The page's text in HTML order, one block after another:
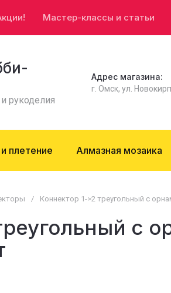
Мастер-классы и статьи
рукоделия
Адрес магазина:
г. Омск, ул.
плетение Алмазная мозаика
/ Коннектор 1->2 треугольный с
с